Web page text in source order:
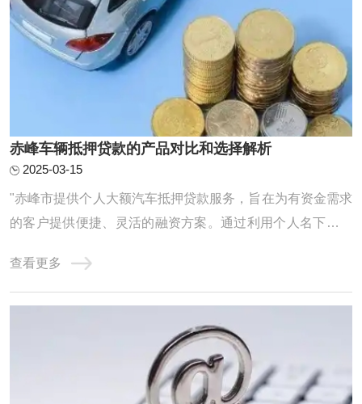
赤峰车辆抵押贷款的产品对比和选择解析
2025-03-15
"赤峰市提供个人大额汽车抵押贷款服务，旨在为有资金需求
的客户提供便捷、灵活的融资方案。通过利用个人名下汽车
消费、经营等多种用途。贷款流程简单，审批迅速，是解决
短期资金需求的理想选择。"赤峰车辆抵押贷款怎么选?很多
查看更多